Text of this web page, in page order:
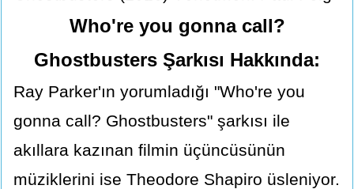
Who're you gonna call?
Ghostbusters Şarkısı Hakkında:
Ray Parker'ın yorumladığı "Who're you
gonna call? Ghostbusters" şarkısı ile
akıllara kazınan filmin üçüncüsünün
müziklerini ise Theodore Shapiro üsleniyor.